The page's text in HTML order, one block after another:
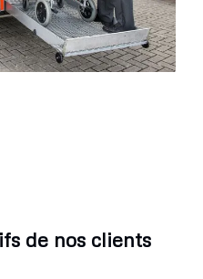
de nos clients